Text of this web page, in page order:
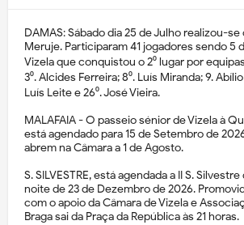
DAMAS: Sábado dia 25 de Julho realizou-
Meruje. Participaram 41 jogadores sendo 5
Vizela que conquistou o 2⁰ lugar por
3⁰. Alcides Ferreira; 8⁰. Luís Miranda; 9.
Luís Leite e 26⁰. José Vieira.
MALAFAIA - O passeio sénior de Vizela à
está agendado para 15 de Setembro de
abrem na Câmara a 1 de Agosto.
S. SILVESTRE, está agendada a II S.
noite de 23 de Dezembro de 2026.
com o apoio da Câmara de Vizela e
Braga sai da Praça da República às 21 horas.